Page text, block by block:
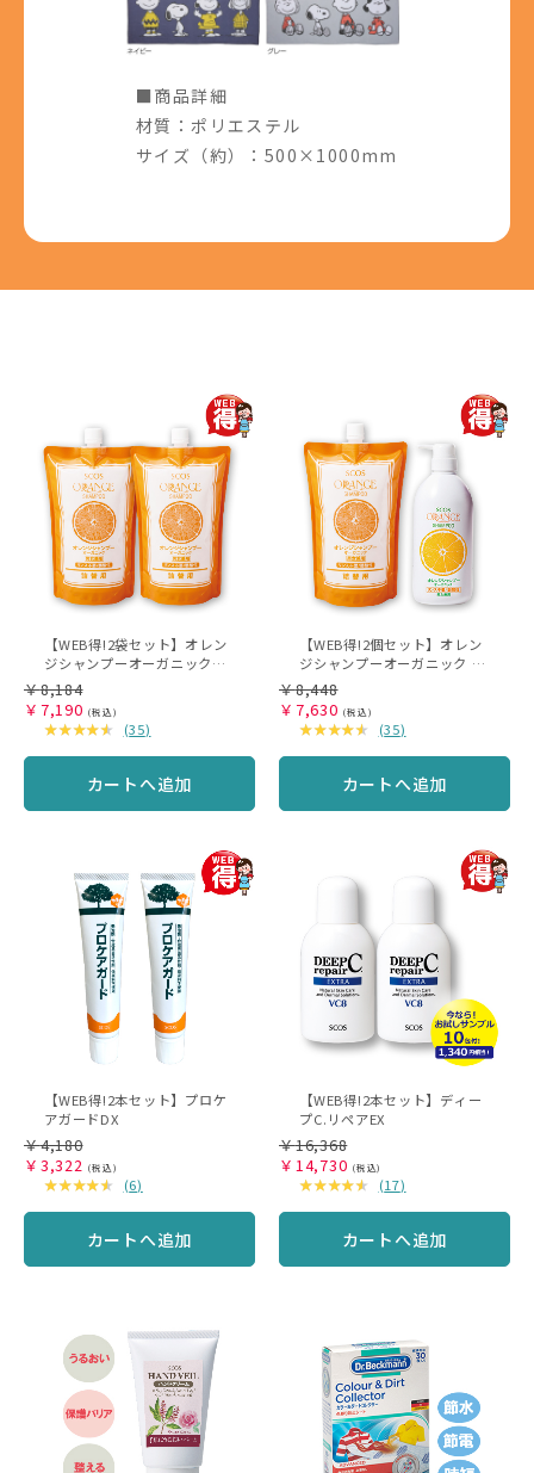
■商品詳細
材質：ポリエステル
サイズ（約）：500×1000mm
【WEB得!2袋セット】オレン
ジシャンプーオーガニック
485mL（詰替用）
￥8,184
￥ 7,190
(35)
カートへ追加
【WEB得!2個セット】オレン
ジシャンプーオーガニック ポ
ンプ(500mL)＆詰替用
(485mL)セット
￥8,448
￥ 7,630
(35)
カートへ追加
【WEB得!2本セット】プロケ
アガードDX
￥4,180
￥ 3,322
(6)
カートへ追加
【WEB得!2本セット】ディー
プC.リペアEX
￥16,368
￥ 14,730
(17)
カートへ追加